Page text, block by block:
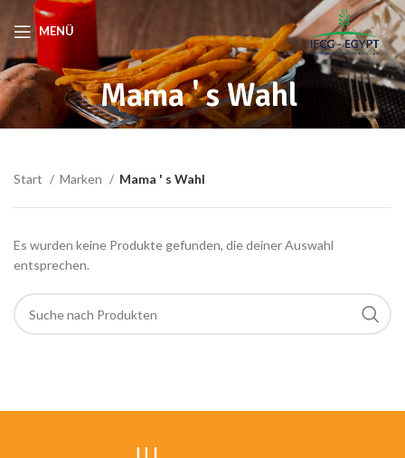
MENÜ
Mama ' s Wahl
Start Marken Mama ' s Wahl
Es wurden keine Produkte gefunden, die deiner Auswahl
entsprechen.